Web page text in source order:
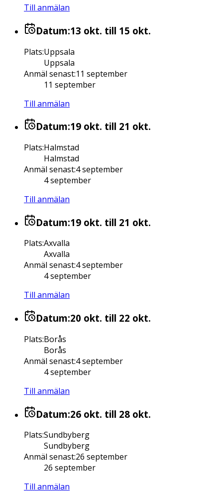
Till anmälan
Datum:13 okt. till 15 okt.
Plats:Uppsala
Uppsala
Anmäl senast:11 september
11 september
Till anmälan
Datum:19 okt. till 21 okt.
Plats:Halmstad
Halmstad
Anmäl senast:4 september
4 september
Till anmälan
Datum:19 okt. till 21 okt.
Plats:Axvalla
Axvalla
Anmäl senast:4 september
4 september
Till anmälan
Datum:20 okt. till 22 okt.
Plats:Borås
Borås
Anmäl senast:4 september
4 september
Till anmälan
Datum:26 okt. till 28 okt.
Plats:Sundbyberg
Sundbyberg
Anmäl senast:26 september
26 september
Till anmälan